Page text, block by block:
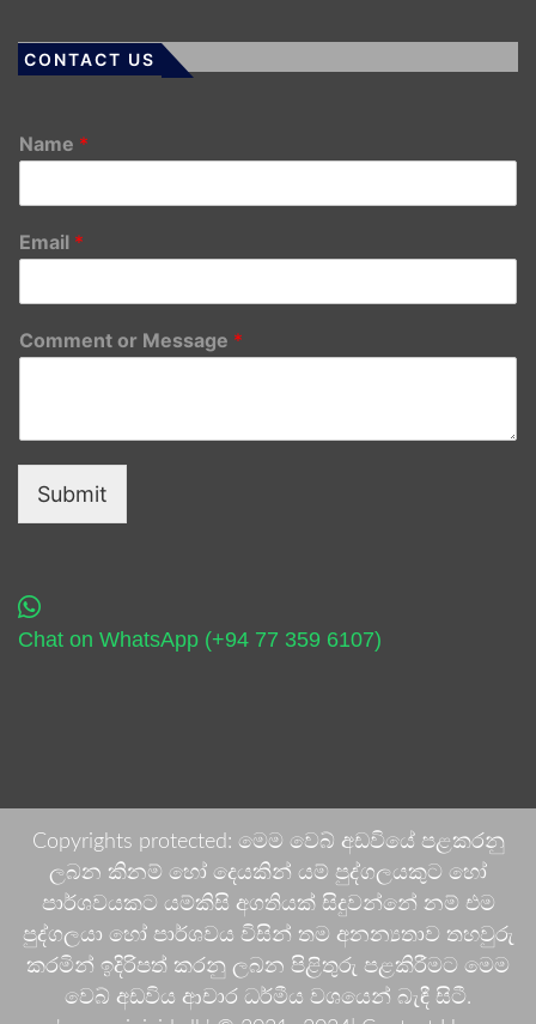
CONTACT US
Name *
Email *
Comment or Message *
Submit
Chat on WhatsApp (+94 77 359 6107)
Copyrights protected: මෙම වෙබ් අඩවියේ පළකරනු
ලබන කිනම් හෝ දෙයකින් යම් පුද්ගලයකුට හෝ
පාර්ශවයකට යම්කිසි අගතියක් සිදුවන්නේ නම් එම
පුද්ගලයා හෝ පාර්ශවය විසින් තම අනන්‍යතාව තහවුරු
කරමින් ඉදිරිපත් කරනු ලබන පිළිතුරු පළකිරීමට මෙම
වෙබ් අඩවිය ආචාර ධර්මීය වශයෙන් බැඳී සිටී.